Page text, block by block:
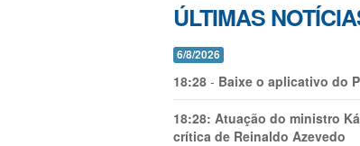
ÚLTIMAS
6/8/2026
18:28 - Baixe o aplicativo do
18:28: Atuação do ministro
crítica de Reinaldo Azevedo